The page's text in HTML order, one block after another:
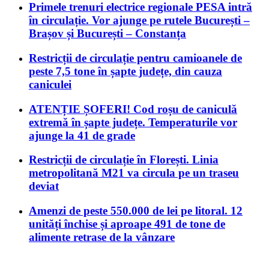
Primele trenuri electrice regionale PESA intră
în circulație. Vor ajunge pe rutele București –
Brașov și București – Constanța
Restricții de circulație pentru camioanele de
peste 7,5 tone în șapte județe, din cauza
caniculei
ATENȚIE ȘOFERI! Cod roșu de caniculă
extremă în șapte județe. Temperaturile vor
ajunge la 41 de grade
Restricții de circulație în Florești. Linia
metropolitană M21 va circula pe un traseu
deviat
Amenzi de peste 550.000 de lei pe litoral. 12
unități închise și aproape 491 de tone de
alimente retrase de la vânzare